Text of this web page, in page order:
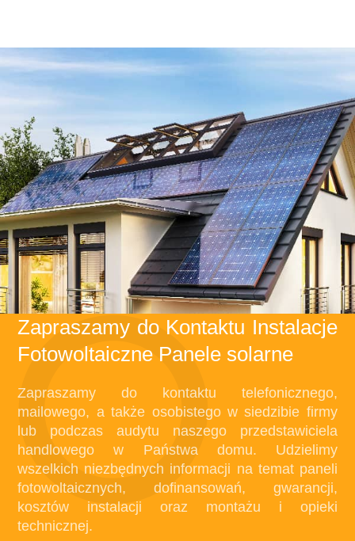
Zapraszamy do Kontaktu Instalacje
Fotowoltaiczne Panele solarne
Zapraszamy do kontaktu telefonicznego,
mailowego, a także osobistego w siedzibie firmy
lub podczas audytu naszego przedstawiciela
handlowego w Państwa domu. Udzielimy
wszelkich niezbędnych informacji na temat paneli
fotowoltaicznych, dofinansowań, gwarancji,
kosztów instalacji oraz montażu i opieki
technicznej.